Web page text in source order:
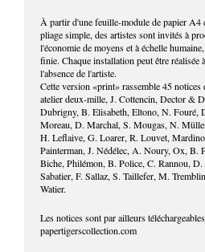
À partir d'une feuille-module de papier A4
pliage simple, des artistes sont invités à
l'économie de moyens et à échelle
finie. Chaque installation peut être réalisée
l'absence de l'artiste.
Cette version «print» rassemble 45 notices
atelier deux-mille, J. Cottencin, Dector &
Dubrigny, B. Elisabeth, Eltono, N. Fouré,
Moreau, D. Marchal, S. Mougas, N.
H. Leflaive, G. Loarer, R. Louvet,
Painterman, J. Nédélec, A. Noury, Ox, B.
Biche, Philémon, B. Police, C. Rannou, D.
Sabatier, F. Sallaz, S. Taillefer, M.
Watier.
Les notices sont par ailleurs
papertigerscollection.com